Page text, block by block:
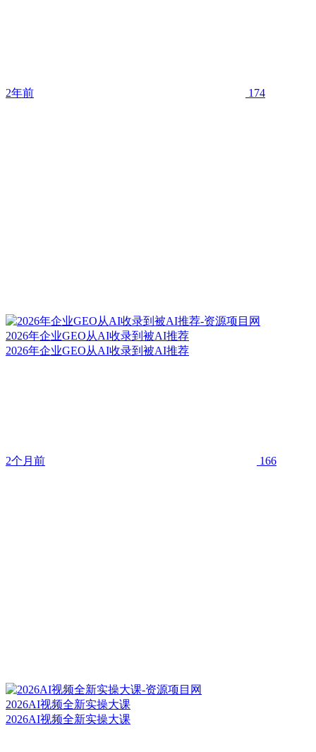
2年前 174
2026年企业GEO从AI收录到被AI推荐
2026年企业GEO从AI收录到被AI推荐
2个月前 166
2026AI视频全新实操大课
2026AI视频全新实操大课